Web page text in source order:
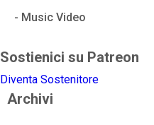
- Music Video
Sostienici su Patreon
Diventa Sostenitore
Archivi